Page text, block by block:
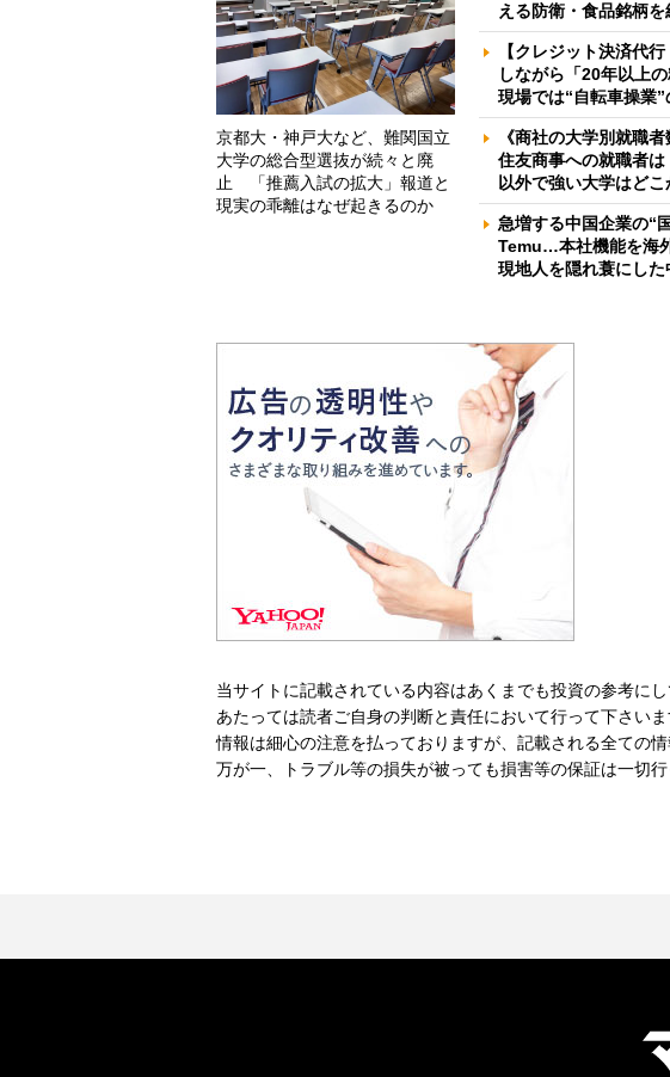
京都大・神戸大など、難関国立
大学の総合型選抜が続々と廃
止 「推薦入試の拡大」報道と
現実の乖離はなぜ起きるのか
える防衛・食品銘柄を
【クレジット決済代
しながら「20年以上
現場では“自転車操業
《商社の大学別就職
住友商事への就職者
以外で強い大学はどこ
急増する中国企業の“
Temu…本社機能を海
現地人を隠れ蓑にし
当サイトに記載されている内容はあくまでも投資の参考に
あたっては読者ご自身の判断と責任において行って下さい
情報は細心の注意を払っておりますが、記載される全ての
万が一、トラブル等の損失が被っても損害等の保証は一切